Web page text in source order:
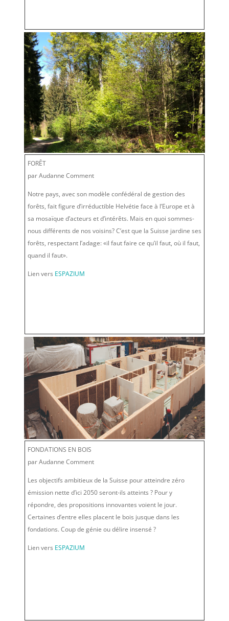
FORÊT
par Audanne Comment
Notre pays, avec son modèle confédéral de gestion des
forêts, fait figure d’irréductible Helvétie face à l’Europe et à
sa mosaïque d’acteurs et d’intérêts. Mais en quoi sommes-
nous différents de nos voisins? C’est que la Suisse jardine ses
forêts, respectant l’adage: «il faut faire ce qu’il faut, où il faut,
quand il faut».
Lien vers ESPAZIUM
FONDATIONS EN BOIS
par Audanne Comment
Les objectifs ambitieux de la Suisse pour atteindre zéro
émission nette d’ici 2050 seront-ils atteints ? Pour y
répondre, des propositions innovantes voient le jour.
Certaines d’entre elles placent le bois jusque dans les
fondations. Coup de génie ou délire insensé ?
Lien vers ESPAZIUM